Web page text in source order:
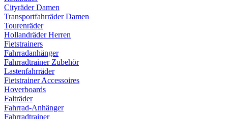
Cityräder Damen
Transportfahrräder Damen
Tourenräder
Hollandräder Herren
Fietstrainers
Fahrradanhänger
Fahrradtrainer Zubehör
Lastenfahrräder
Fietstrainer Accessoires
Hoverboards
Falträder
Fahrrad-Anhänger
Fahrradtrainer